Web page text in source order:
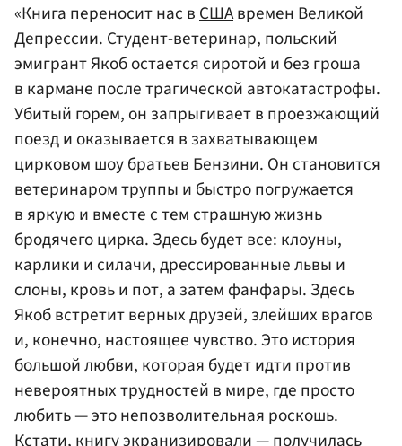
«Книга переносит нас вСШАвремен Великой
Депрессии. Студент-ветеринар, польский
эмигрант Якоб остается сиротой и без гроша
в кармане после трагической автокатастрофы.
Убитый горем, он запрыгивает в проезжающий
поезд и оказывается в захватывающем
цирковом шоу братьев Бензини. Он становится
ветеринаром труппы и быстро погружается
в яркую и вместе с тем страшную жизнь
бродячего цирка. Здесь будет все: клоуны,
карлики и силачи, дрессированные львы и
слоны, кровь и пот, а затем фанфары. Здесь
Якоб встретит верных друзей, злейших врагов
и, конечно, настоящее чувство. Это история
большой любви, которая будет идти против
невероятных трудностей в мире, где просто
любить — это непозволительная роскошь.
Кстати, книгу экранизировали — получилась